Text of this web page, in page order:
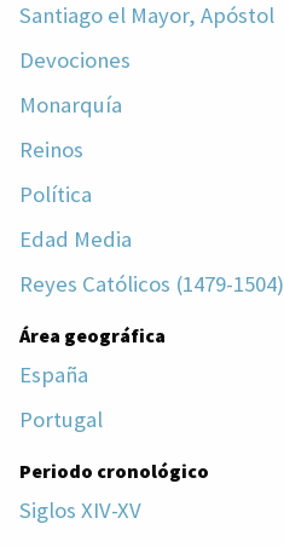
Santiago el Mayor, Apóstol
Devociones
Monarquía
Reinos
Política
Edad Media
Reyes Católicos (1479-1504)
Área geográfica
España
Portugal
Periodo cronológico
Siglos XIV-XV